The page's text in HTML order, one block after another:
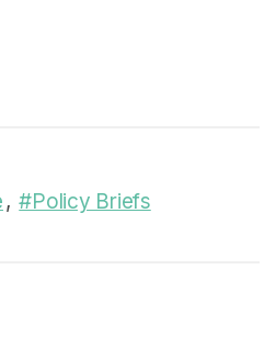
#Policy Briefs